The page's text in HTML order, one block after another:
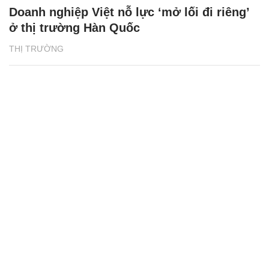
THỊ TRƯỜNG
Doanh nghiệp Việt nỗ lực ‘mở lối đi riêng’
ở thị trường Hàn Quốc